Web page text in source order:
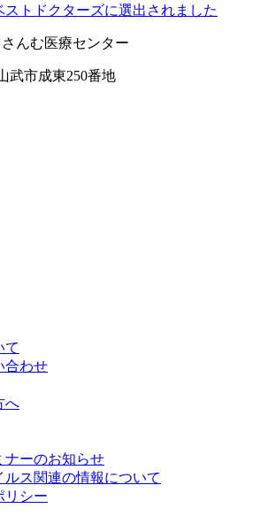
ストドクターズに選出されました
武市成東250番地
て
合わせ
へ
ナーのお知らせ
ルス関連の情報について
リシー